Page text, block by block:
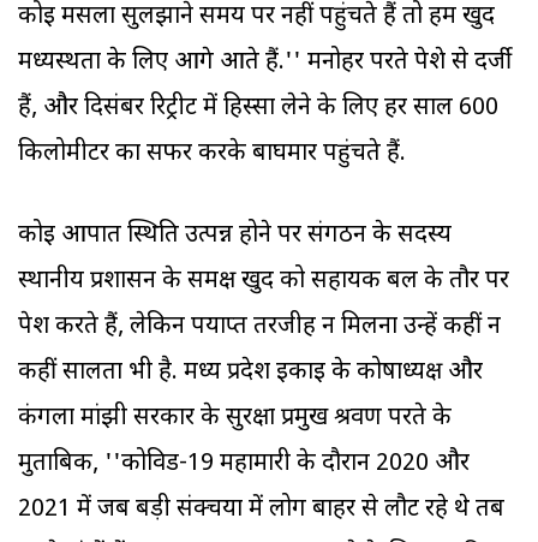
कोई मसला सुलझाने समय पर नहीं पहुंचते हैं तो हम खुद
मध्यस्थता के लिए आगे आते हैं.'' मनोहर परते पेशे से दर्जी
हैं, और दिसंबर रिट्रीट में हिस्सा लेने के लिए हर साल 600
किलोमीटर का सफर करके बाघमार पहुंचते हैं.
कोई आपात स्थिति उत्पन्न होने पर संगठन के सदस्य
स्थानीय प्रशासन के समक्ष खुद को सहायक बल के तौर पर
पेश करते हैं, लेकिन पर्याप्त तरजीह न मिलना उन्हें कहीं न
कहीं सालता भी है. मध्य प्रदेश इकाई के कोषाध्यक्ष और
कंगला मांझी सरकार के सुरक्षा प्रमुख श्रवण परते के
मुताबिक, ''कोविड-19 महामारी के दौरान 2020 और
2021 में जब बड़ी संक्चया में लोग बाहर से लौट रहे थे तब